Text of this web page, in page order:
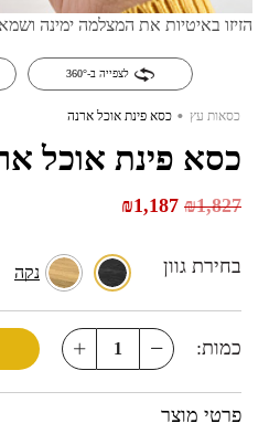
כסאות עץ . כסא פינת אוכל ארנה
כסא פינת אוכל
₪1,827
₪1,187
בחירת גוון נקה
כמות:
פרטי מוצר
הזיזו באיטיות את המצלמה ימינה
לצפייה ב-360°